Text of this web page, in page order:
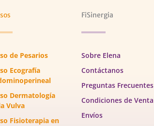
de Pesarios
Ecografía
Dermatología
Vulva
Fisioterapia en
FiSinergia
Sobre Elena
Contáctanos
Preguntas Frecuentes
Condiciones de Venta
Envíos